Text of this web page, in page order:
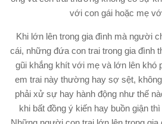
với con gái hoặc mẹ
Khi lớn lên trong gia đình mà người
cái, những đứa con trai trong gia đình
gũi khắng khít với mẹ và lớn lên khó
em trai này thường hay sợ sệt,
phải xử sự hay hành động như thế
khi bất đồng ý kiến hay buồn giận